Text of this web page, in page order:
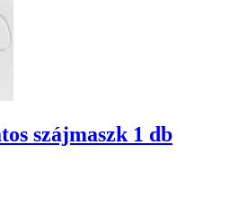
szájmaszk 1 db